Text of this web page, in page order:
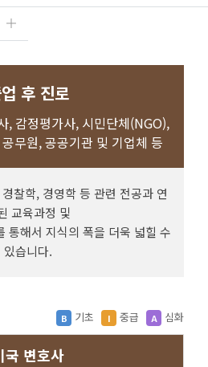
후 진로
, 감정평가사, 시민단체(NGO),
무원, 공공기관 및 기업체 등
찰학, 경영학 등 관련 전공과 연
교육과정 및
통해서 지식의 폭을 더욱 넓힐 수
있습니다.
B 기초 I 중급 A 심화
국 변호사